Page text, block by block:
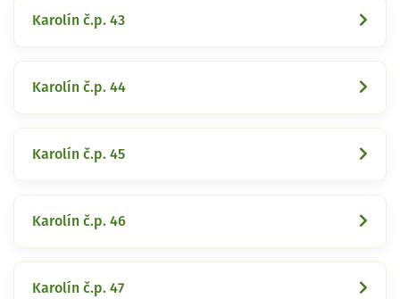
Karolín č.p. 43
Karolín č.p. 44
Karolín č.p. 45
Karolín č.p. 46
Karolín č.p. 47